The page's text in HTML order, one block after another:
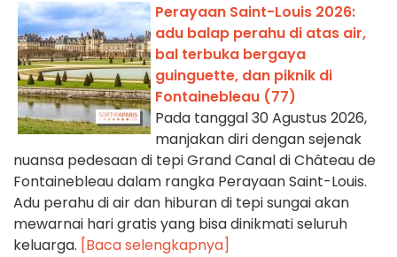
Perayaan Saint-Louis 2026:
adu balap perahu di atas air,
bal terbuka bergaya
guinguette, dan piknik di
Fontainebleau (77)
Pada tanggal 30 Agustus 2026,
manjakan diri dengan sejenak
nuansa pedesaan di tepi Grand Canal di Château de
Fontainebleau dalam rangka Perayaan Saint-Louis.
Adu perahu di air dan hiburan di tepi sungai akan
mewarnai hari gratis yang bisa dinikmati seluruh
keluarga. [Baca selengkapnya]